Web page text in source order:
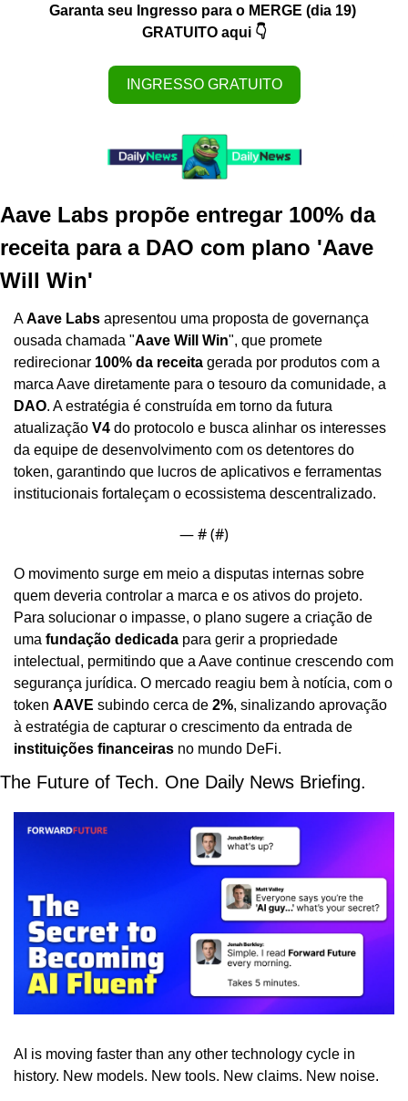
Garanta seu Ingresso para o MERGE (dia 19)
GRATUITO aqui 👇
INGRESSO GRATUITO
Aave Labs propõe entregar 100% da
receita para a DAO com plano 'Aave
Will Win'
A Aave Labs apresentou uma proposta de governança
ousada chamada "Aave Will Win", que promete
redirecionar 100% da receita gerada por produtos com a
DAO. A estratégia é construída em torno da futura
atualização V4 do protocolo e busca alinhar os interesses
da equipe de desenvolvimento com os detentores do
token, garantindo que lucros de aplicativos e ferramentas
institucionais fortaleçam o ecossistema descentralizado.
— # (#)
O movimento surge em meio a disputas internas sobre
quem deveria controlar a marca e os ativos do projeto.
Para solucionar o impasse, o plano sugere a criação de
uma fundação dedicada para gerir a propriedade
intelectual, permitindo que a Aave continue crescendo com
segurança jurídica. O mercado reagiu bem à notícia, com o
token AAVE subindo cerca de 2%, sinalizando aprovação
instituições financeiras no mundo DeFi.
The Future of Tech. One Daily News Briefing.
AI is moving faster than any other technology cycle in
history. New models. New tools. New claims. New noise.